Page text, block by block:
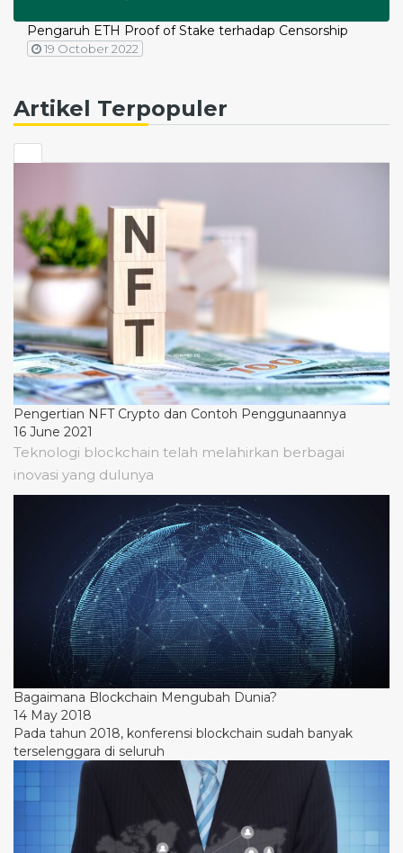
Pengaruh ETH Proof of Stake terhadap Censorship
19 October 2022
Artikel Terpopuler
Pengertian NFT Crypto dan Contoh Penggunaannya
16 June 2021
Teknologi blockchain telah melahirkan berbagai
inovasi yang dulunya
Bagaimana Blockchain Mengubah Dunia?
14 May 2018
Pada tahun 2018, konferensi blockchain sudah banyak
terselenggara di seluruh